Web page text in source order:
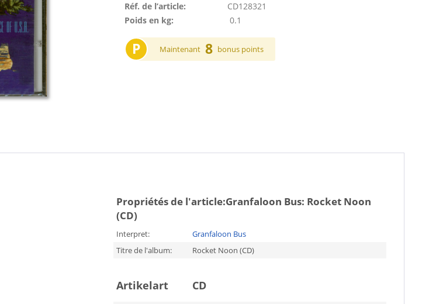
Réf. de l’article:
CD128321
Poids en kg:
0.1
P Maintenant 8 bonus points
Propriétés de l'article:Granfaloon Bus: Rocket Noon
(CD)
Interpret:
Granfaloon Bus
Titre de l'album:
Rocket Noon (CD)
Artikelart CD